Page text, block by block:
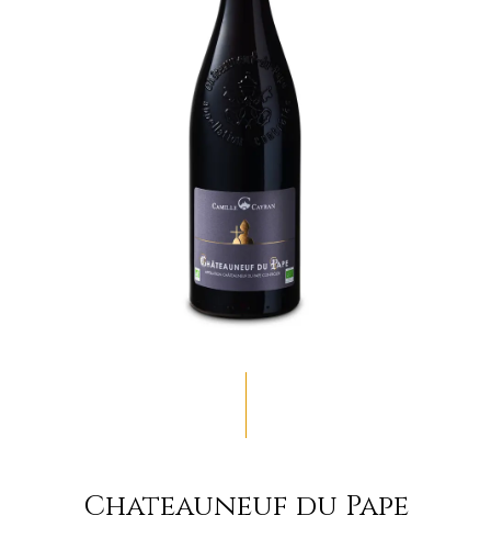
Chateauneuf du Pape